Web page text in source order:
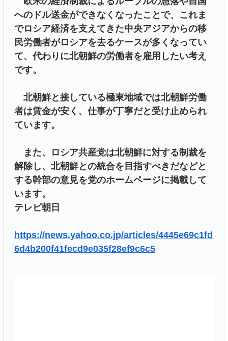
へのドル送金ができなくなったことで、これま
でロシア経済を支えてきた中央アジアからの移
民労働者がロシアを去るケースが多くなってい
て、代わりに北朝鮮の労働者を雇用したい考え
です。
北朝鮮と接している極東地域では北朝鮮労働
者は賃金が安く、仕事が丁寧だと受け止められ
ています。
また、ロシア共産党は北朝鮮に対する制裁を
解除し、北朝鮮との統合を目指すべきだなどと
する幹部の意見を党のホームページに掲載して
います。
テレビ朝日
https://news.yahoo.co.jp/articles/4445e69c1fd
6d4b200f41fecd9e035f28ef9c6c5